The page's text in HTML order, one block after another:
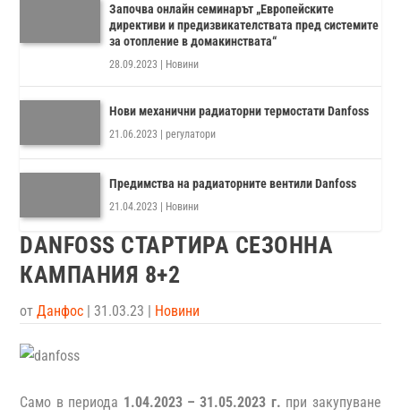
Започва онлайн семинарът „Европейските
директиви и предизвикателствата пред системите
за отопление в домакинствата“
28.09.2023 | Новини
Нови механични радиаторни термостати Danfoss
21.06.2023 |регулатори
Предимства на радиаторните вентили Danfoss
21.04.2023 | Новини
DANFOSS СТАРТИРА СЕЗОННА
КАМПАНИЯ 8+2
отДанфос | 31.03.23 | Новини
Само в периода 1.04.2023 – 31.05.2023 г. при закупуване